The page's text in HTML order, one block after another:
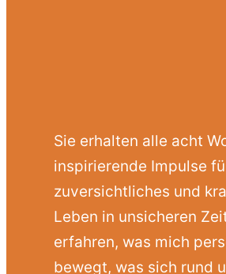
Sie erhalten alle acht
inspirierende Impulse
zuversichtliches und
Leben in unsicheren
erfahren, was mich
bewegt, was sich rund